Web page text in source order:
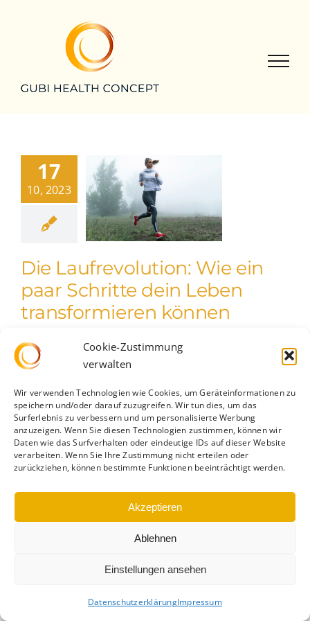
Cookie-Zustimmung
verwalten
Wir verwenden Technologien wie Cookies, um Geräteinformationen zu
speichern und/oder darauf zuzugreifen. Wir tun dies, um das
Surferlebnis zu verbessern und um personalisierte Werbung
anzuzeigen. Wenn Sie diesen Technologien zustimmen, können wir
Daten wie das Surfverhalten oder eindeutige IDs auf dieser Website
verarbeiten. Wenn Sie Ihre Zustimmung nicht erteilen oder
zurückziehen, können bestimmte Funktionen beeinträchtigt werden.
Akzeptieren
Ablehnen
Einstellungen ansehen
DatenschutzerklärungImpressum
17
10, 2023
Die Laufrevolution: Wie ein
paar Schritte dein Leben
transformieren können
Hast du dich jemals gefragt, wie das Laufen nicht
[...]
Impressum|Cookie-Richtlinie